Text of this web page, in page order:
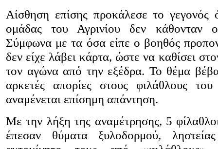
Αίσθηση επίσης προκάλεσε το γεγονός
ομάδας του Αγρινίου δεν κάθονταν
Σύμφωνα με τα όσα είπε ο βοηθός
δεν είχε λάβει κάρτα, ώστε να καθίσει
τον αγώνα από την εξέδρα. Το θέμα
αρκετές απορίες στους φιλάθλους
αναμένεται επίσημη απάντηση.
Με την λήξη της αναμέτρησης, 5
έπεσαν θύματα ξυλοδορμού,